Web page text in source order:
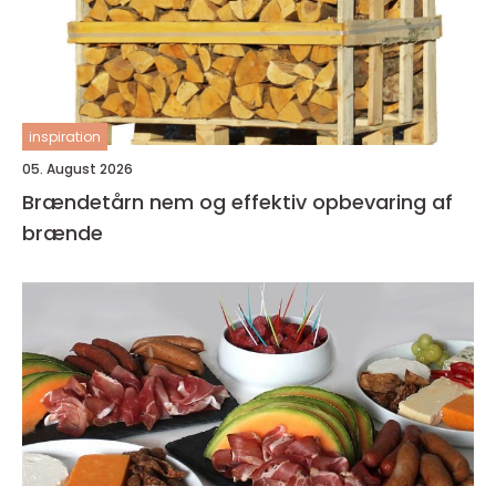
inspiration
05. August 2026
Brændetårn nem og effektiv opbevaring af
brænde